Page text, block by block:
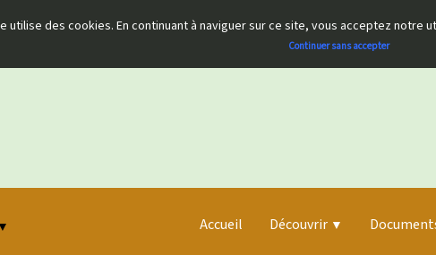
utilise des cookies. En continuant à naviguer sur ce site, vous acceptez notre
Continuer sans accepter
▼ Accueil Découvrir ▼